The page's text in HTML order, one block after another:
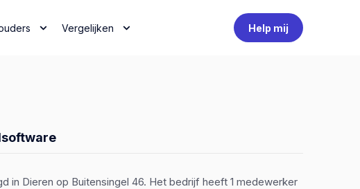
Vergelijken Help mij
in Dieren op Buitensingel 46. Het bedrijf heeft 1 medewerker